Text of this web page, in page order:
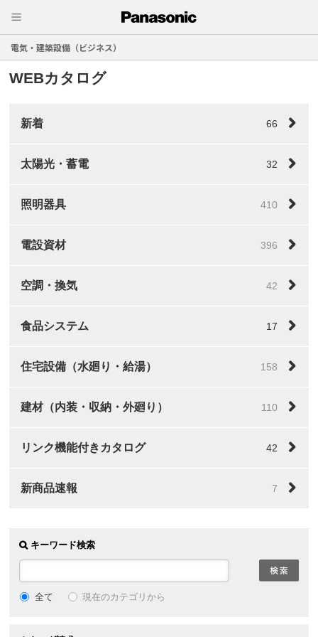
電気・建築設備（ビジネス）
WEBカタログ
新着 66
太陽光・蓄電 32
照明器具 410
電設資材 396
空調・換気 42
食品システム 17
住宅設備（水廻り・給湯） 158
建材（内装・収納・外廻り） 110
リンク機能付きカタログ 42
新商品速報 7
キーワード検索
全て 現在のカテゴリから